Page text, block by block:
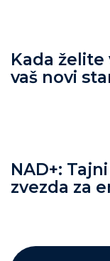
Kada želite
vaš novi
NAD+:
zvezda za